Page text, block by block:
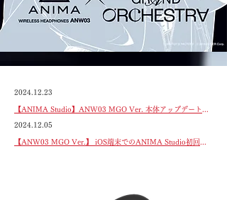
2024.12.23
【ANIMA Studio】ANW03 MGO Ver. 本体アップデートのお知らせ
2024.12.05
【ANW03 MGO Ver.】 iOS端末でのANIMA Studio初回接続に関するお知らせ